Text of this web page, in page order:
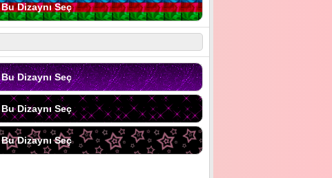
Bu Dizaynı Seç
Bu Dizaynı Seç
Bu Dizaynı Seç
Bu Dizaynı Seç